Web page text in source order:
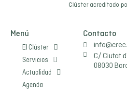
Clúster acreditado
Menú
El Clúster
Servicios
Actualidad
Agenda
Contacto
C/ Ciutat
08030